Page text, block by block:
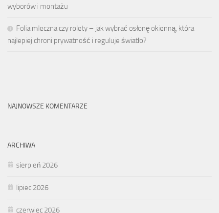
wyborów i montażu
Folia mleczna czy rolety – jak wybrać osłonę okienną, która
najlepiej chroni prywatność i reguluje światło?
NAJNOWSZE KOMENTARZE
ARCHIWA
sierpień 2026
lipiec 2026
czerwiec 2026